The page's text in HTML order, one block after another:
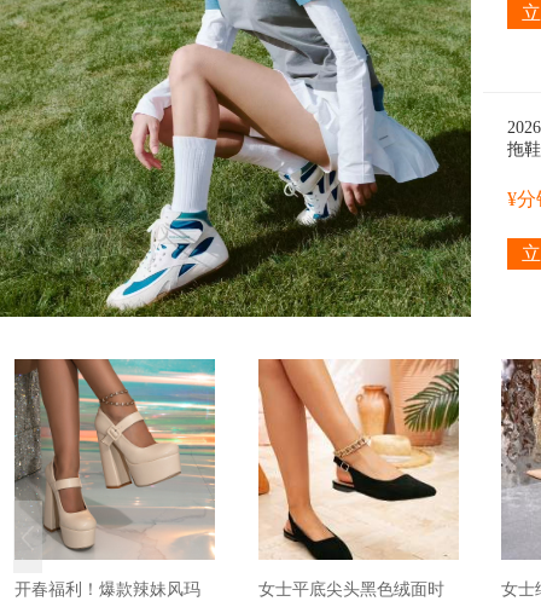
拖
¥分
开春福利！爆款辣妹风玛
女士平底尖头黑色绒面时
女士